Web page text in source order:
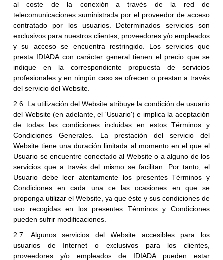
al coste de la conexión a través de la red de
telecomunicaciones suministrada por el proveedor de acceso
contratado por los usuarios. Determinados servicios son
exclusivos para nuestros clientes, proveedores y/o empleados
y su acceso se encuentra restringido. Los servicios que
presta IDIADA con carácter general tienen el precio que se
indique en la correspondiente propuesta de servicios
profesionales y en ningún caso se ofrecen o prestan a través
del servicio del Website.
2.6. La utilización del Website atribuye la condición de usuario
del Website (en adelante, el 'Usuario') e implica la aceptación
de todas las condiciones incluidas en estos Términos y
Condiciones Generales. La prestación del servicio del
Website tiene una duración limitada al momento en el que el
Usuario se encuentre conectado al Website o a alguno de los
servicios que a través del mismo se facilitan. Por tanto, el
Usuario debe leer atentamente los presentes Términos y
Condiciones en cada una de las ocasiones en que se
proponga utilizar el Website, ya que éste y sus condiciones de
uso recogidas en los presentes Términos y Condiciones
pueden sufrir modificaciones.
2.7. Algunos servicios del Website accesibles para los
usuarios de Internet o exclusivos para los clientes,
proveedores y/o empleados de IDIADA pueden estar